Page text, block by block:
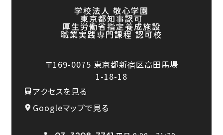
学校法人 敬心学園
東京都知事認可
厚生労働省指定養成施設
職業実践専門課程 認可校
〒169-0075 東京都新宿区高田馬場
1-18-18
アクセスを見る
Googleマップで見る